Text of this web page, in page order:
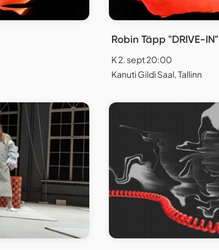
Robin Täpp "DRIVE-IN"
K 2. sept 20:00
Kanuti Gildi Saal, Tallinn